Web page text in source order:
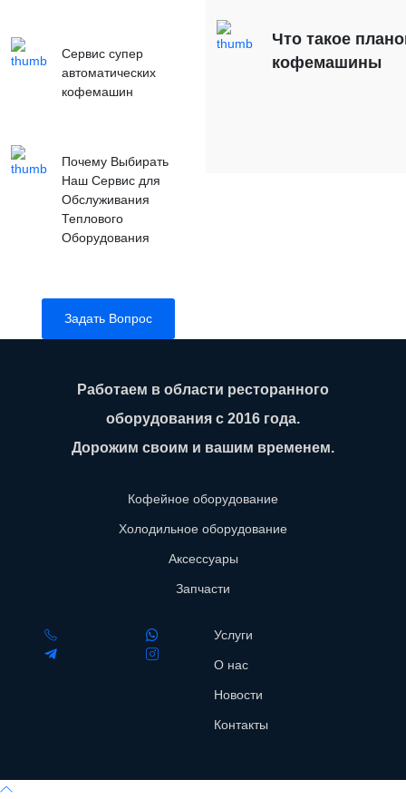
Сервис супер
автоматических
кофемашин
Почему Выбирать
Наш Сервис для
Обслуживания
Теплового
Оборудования
Задать Вопрос
Что такое
кофемашины
Работаем в области ресторанного
оборудования с 2016 года.
Дорожим своим и вашим временем.
Кофейное оборудование
Холодильное оборудование
Аксессуары
Запчасти
Услуги
О нас
Новости
Контакты